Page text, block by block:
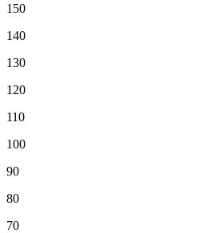
150
140
130
120
110
100
90
80
70